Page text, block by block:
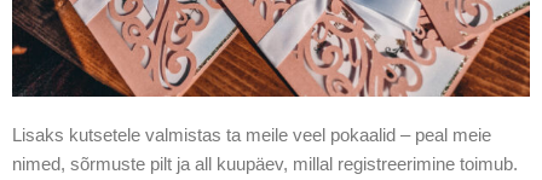
Lisaks kutsetele valmistas ta meile veel pokaalid – peal meie
nimed, sõrmuste pilt ja all kuupäev, millal registreerimine toimub.